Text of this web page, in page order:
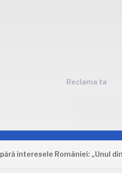
Reclama ta
României: „Unul dintre